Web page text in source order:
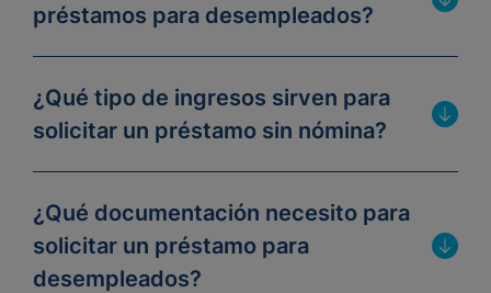
préstamos para desempleados?
¿Qué tipo de ingresos sirven para
solicitar un préstamo sin nómina?
¿Qué documentación necesito para
solicitar un préstamo para
desempleados?